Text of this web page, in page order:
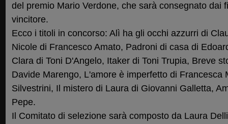
del premio Mario Verdone, che sarà consegnato dai
vincitore.
Ecco i titoli in concorso: Alì ha gli occhi azzurri di
Nicole di Francesco Amato, Padroni di casa di
Clara di Toni D'Angelo, Itaker di Toni Trupia, Breve
Davide Marengo, L'amore è imperfetto di Francesca
Silvestrini, Il mistero di Laura di Giovanni Galletta,
Pepe.
Il Comitato di selezione sarà composto da Laura